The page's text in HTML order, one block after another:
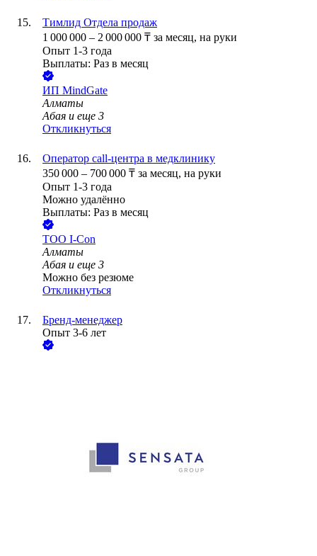
Тимлид Отдела продаж
1 000 000 – 2 000 000 ₸ за месяц, на руки
Опыт 1-3 года
Выплаты: Раз в месяц
ИП MindGate
Алматы
Абая и еще 3
Откликнуться
Оператор call-центра в медклинику
350 000 – 700 000 ₸ за месяц, на руки
Опыт 1-3 года
Можно удалённо
Выплаты: Раз в месяц
ТОО I-Con
Алматы
Абая и еще 3
Можно без резюме
Откликнуться
Бренд-менеджер
Опыт 3-6 лет